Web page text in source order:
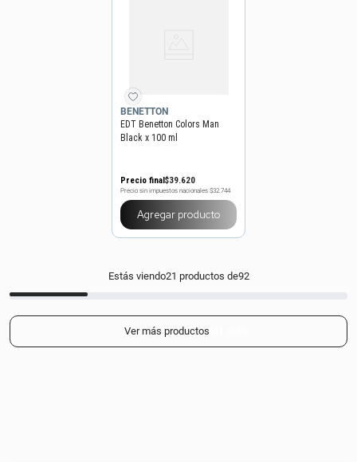
BENETTON
EDT Benetton Colors Man
Black x 100 ml
Precio final$39.620
Precio sin impuestos nacionales $32.744
Agregar producto
Estás viendo21 productos de92
Mostrar más